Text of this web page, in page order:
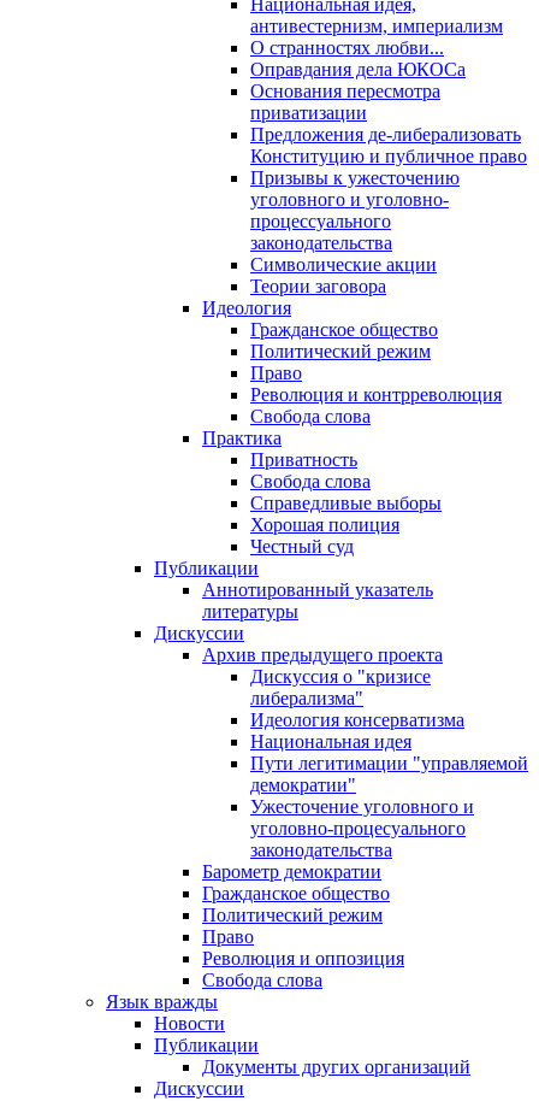
Национальная идея,
антивестернизм, империализм
О странностях любви...
Оправдания дела ЮКОСа
Основания пересмотра
приватизации
Предложения де-либерализовать
Конституцию и публичное право
Призывы к ужесточению
уголовного и уголовно-
процессуального
законодательства
Символические акции
Теории заговора
Идеология
Гражданское общество
Политический режим
Право
Революция и контрреволюция
Свобода слова
Практика
Приватность
Свобода слова
Справедливые выборы
Хорошая полиция
Честный суд
Публикации
Аннотированный указатель
литературы
Дискуссии
Архив предыдущего проекта
Дискуссия о "кризисе
либерализма"
Идеология консерватизма
Национальная идея
Пути легитимации "управляемой
демократии"
Ужесточение уголовного и
уголовно-процесуального
законодательства
Барометр демократии
Гражданское общество
Политический режим
Право
Революция и оппозиция
Свобода слова
Язык вражды
Новости
Публикации
Документы других организаций
Дискуссии